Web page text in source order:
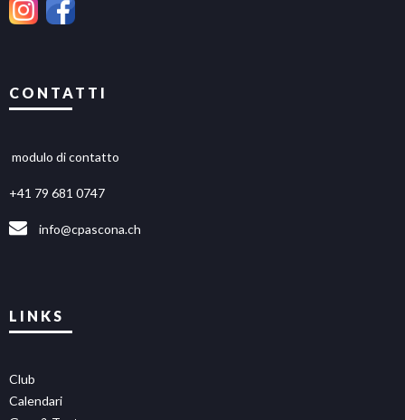
CONTATTI
modulo di contatto
+41 79 681 0747
info@cpascona.ch
LINKS
Club
Calendari